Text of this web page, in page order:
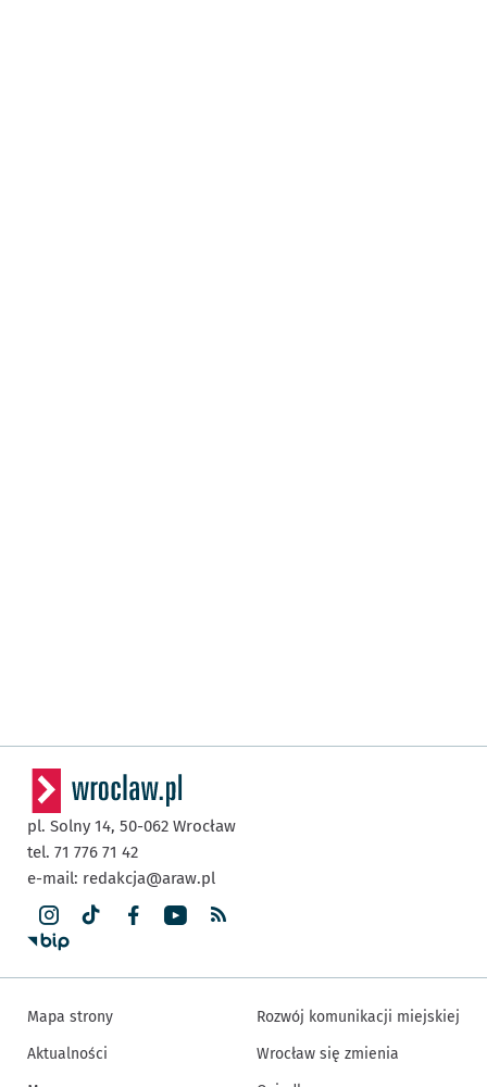
pl. Solny 14, 50-062 Wrocław
tel. 71 776 71 42
e-mail: redakcja@araw.pl
Mapa strony
Aktualności
Rozwój komunikacji miejskiej
Wrocław się zmienia